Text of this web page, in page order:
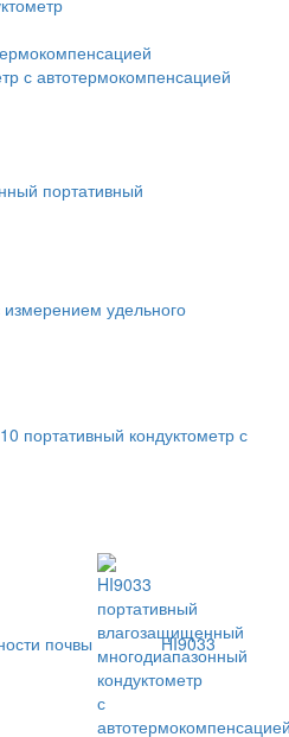
с автотермокомпенсацией
портативный
удельного
портативный кондуктометр с
почвы HI9033